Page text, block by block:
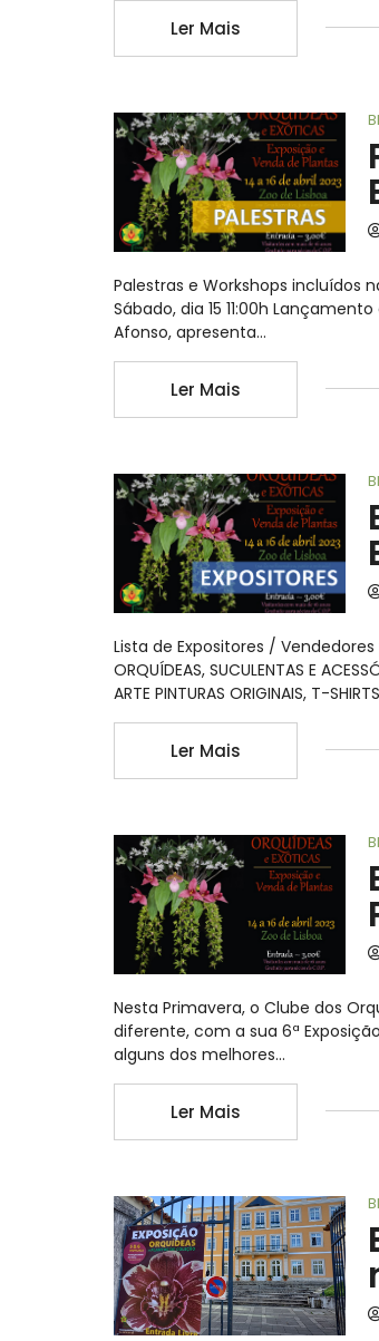
Ler Mais
Palestras e Workshops incluídos
Sábado, dia 15 11:00h Lançamento
Afonso, apresenta…
Ler Mais
Lista de Expositores /
ORQUÍDEAS, SUCULENTAS E
ARTE PINTURAS ORIGINAIS, T-
Ler Mais
Nesta Primavera, o Clube dos
diferente, com a sua 6ª
alguns dos melhores…
Ler Mais